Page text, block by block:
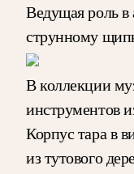
Ведущая роль
струнному
В коллекции
инструментов
Корпус тара в
из тутового